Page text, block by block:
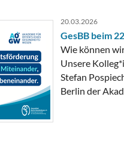
20.03.2026
GesBB beim
Wie können
Unsere
Stefan
Berlin der